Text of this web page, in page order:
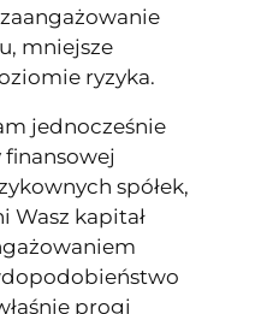
mniejsze
ryzyka.
jednocześnie
spółek,
Wasz kapitał
progi